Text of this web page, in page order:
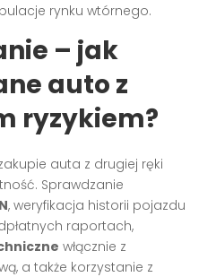
rynku wtórnego.
– jak
auto z
ryzykiem?
auta z drugiej ręki
Sprawdzanie
, weryfikacja historii pojazdu
raportach,
włącznie z
a także korzystanie z